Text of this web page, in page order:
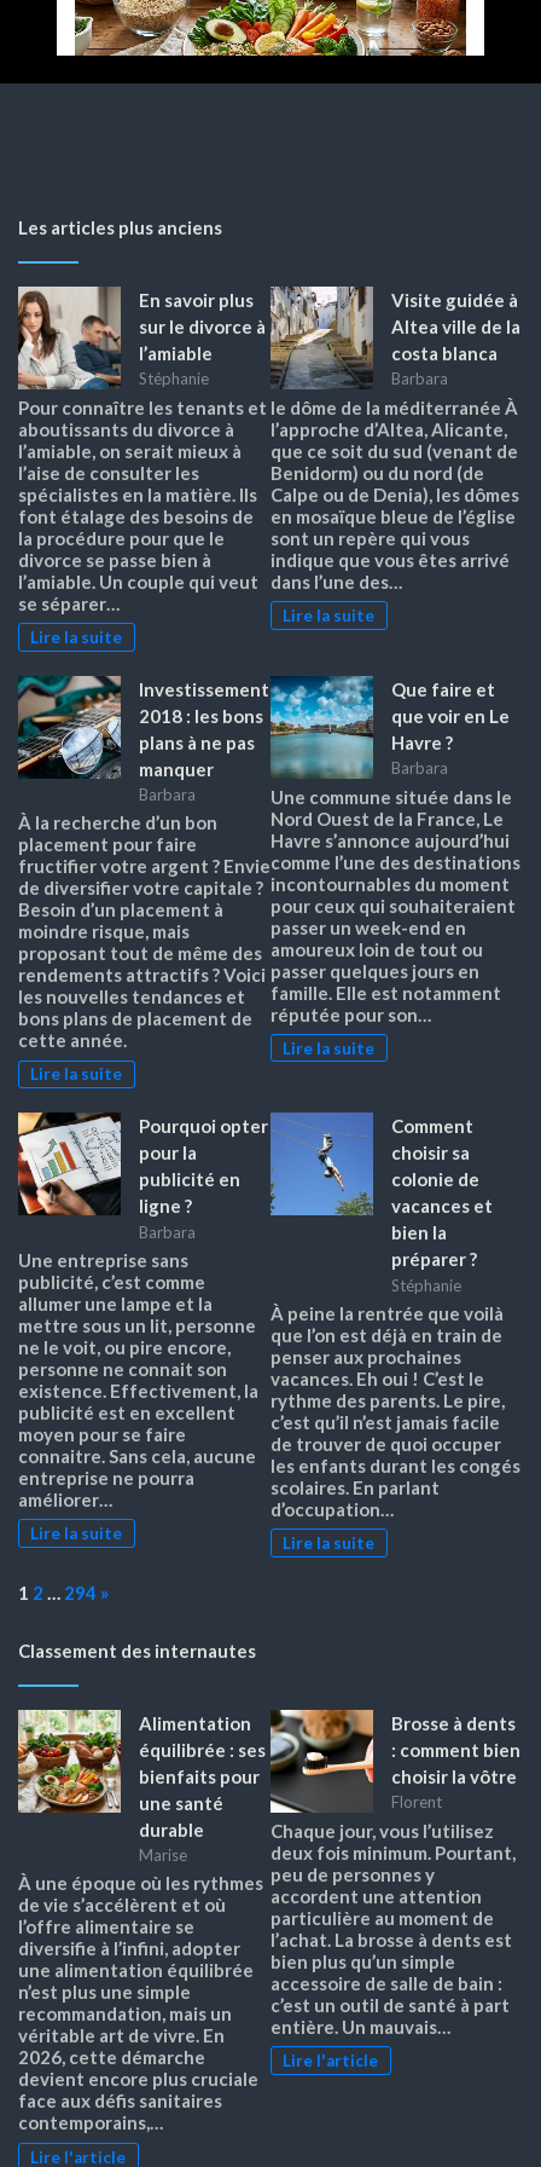
Les articles plus anciens
En savoir plus
sur le divorce à
l’amiable
Stéphanie
Pour connaître les tenants et
aboutissants du divorce à
l’amiable, on serait mieux à
l’aise de consulter les
spécialistes en la matière. Ils
font étalage des besoins de
la procédure pour que le
divorce se passe bien à
l’amiable. Un couple qui veut
se séparer…
Lire la suite
Visite guidée à
Altea ville de la
costa blanca
Barbara
le dôme de la méditerranée À
l’approche d’Altea, Alicante,
que ce soit du sud (venant de
Benidorm) ou du nord (de
Calpe ou de Denia), les dômes
en mosaïque bleue de l’église
sont un repère qui vous
indique que vous êtes arrivé
dans l’une des…
Lire la suite
Investissement
2018 : les bons
plans à ne pas
manquer
Barbara
À la recherche d’un bon
placement pour faire
fructifier votre argent ? Envie
de diversifier votre capitale ?
Besoin d’un placement à
moindre risque, mais
proposant tout de même des
rendements attractifs ? Voici
les nouvelles tendances et
bons plans de placement de
cette année.
Lire la suite
Que faire et
que voir en Le
Havre ?
Barbara
Une commune située dans le
Nord Ouest de la France, Le
Havre s’annonce aujourd’hui
comme l’une des destinations
incontournables du moment
pour ceux qui souhaiteraient
passer un week-end en
amoureux loin de tout ou
passer quelques jours en
famille. Elle est notamment
réputée pour son…
Lire la suite
Pourquoi opter
pour la
publicité en
ligne ?
Barbara
Une entreprise sans
publicité, c’est comme
allumer une lampe et la
mettre sous un lit, personne
ne le voit, ou pire encore,
personne ne connait son
existence. Effectivement, la
publicité est en excellent
moyen pour se faire
connaitre. Sans cela, aucune
entreprise ne pourra
améliorer…
Lire la suite
Comment
choisir sa
colonie de
vacances et
bien la
préparer ?
Stéphanie
À peine la rentrée que voilà
que l’on est déjà en train de
penser aux prochaines
vacances. Eh oui ! C’est le
rythme des parents. Le pire,
c’est qu’il n’est jamais facile
de trouver de quoi occuper
les enfants durant les congés
scolaires. En parlant
d’occupation…
Lire la suite
Page:
1 2 … 294 Next
»
Classement des internautes
Alimentation
équilibrée : ses
bienfaits pour
une santé
durable
Marise
À une époque où les rythmes
de vie s’accélèrent et où
l’offre alimentaire se
diversifie à l’infini, adopter
une alimentation équilibrée
n’est plus une simple
recommandation, mais un
véritable art de vivre. En
2026, cette démarche
devient encore plus cruciale
face aux défis sanitaires
contemporains,…
Lire l'article
Brosse à dents
: comment bien
choisir la vôtre
Florent
Chaque jour, vous l’utilisez
deux fois minimum. Pourtant,
peu de personnes y
accordent une attention
particulière au moment de
l’achat. La brosse à dents est
bien plus qu’un simple
accessoire de salle de bain :
c’est un outil de santé à part
entière. Un mauvais…
Lire l'article